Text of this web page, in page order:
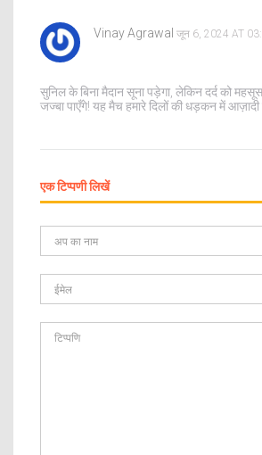
Vinay Agrawal जून 6, 2024 AT
सुनिल के बिना मैदान सूना पड़ेगा, लेकिन दर्द को
जज्बा पाएँगे! यह मैच हमारे दिलों की धड़कन में
एक टिप्पणी लिखें